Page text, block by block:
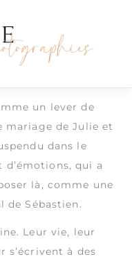
/ Love Party
un lever de
mariage de Julie et
dans le
d’émotions, qui a
là, comme une
de Sébastien.
Leur vie, leur
s’écrivent à des